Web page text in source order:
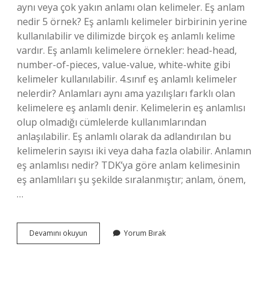
aynı veya çok yakın anlamı olan kelimeler. Eş anlam
nedir 5 örnek? Eş anlamlı kelimeler birbirinin yerine
kullanılabilir ve dilimizde birçok eş anlamlı kelime
vardır. Eş anlamlı kelimelere örnekler: head-head,
number-of-pieces, value-value, white-white gibi
kelimeler kullanılabilir. 4.sınıf eş anlamlı kelimeler
nelerdir? Anlamları aynı ama yazılışları farklı olan
kelimelere eş anlamlı denir. Kelimelerin eş anlamlısı
olup olmadığı cümlelerde kullanımlarından
anlaşılabilir. Eş anlamlı olarak da adlandırılan bu
kelimelerin sayısı iki veya daha fazla olabilir. Anlamın
eş anlamlısı nedir? TDK’ya göre anlam kelimesinin
eş anlamlıları şu şekilde sıralanmıştır; anlam, önem,
…
Devamını okuyun
Eş
Yorum Bırak